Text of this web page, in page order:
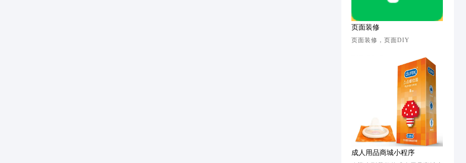
页面装修
页面装修，页面DIY
成人用品商城小程序